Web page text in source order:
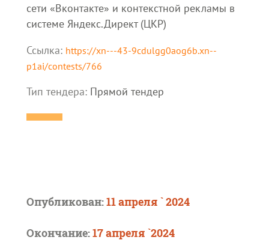
сети «Вконтакте» и контекстной рекламы в
системе Яндекс.Директ (ЦКР)
Ссылка: https://xn---43-9cdulgg0aog6b.xn--
p1ai/contests/766
Тип тендера: Прямой тендер
Опубликован:11 апреля ` 2024
Окончание:17 апреля `2024